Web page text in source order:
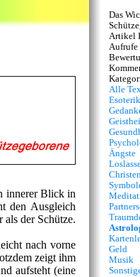
innerer Blick in
den Ausgleich
als der Schütze.
nach vorne
zeigt ihm
aufsteht (eine
Das
Artikel
Aufrufe
Alle
Esoterik
Ängste
Geld
Musik